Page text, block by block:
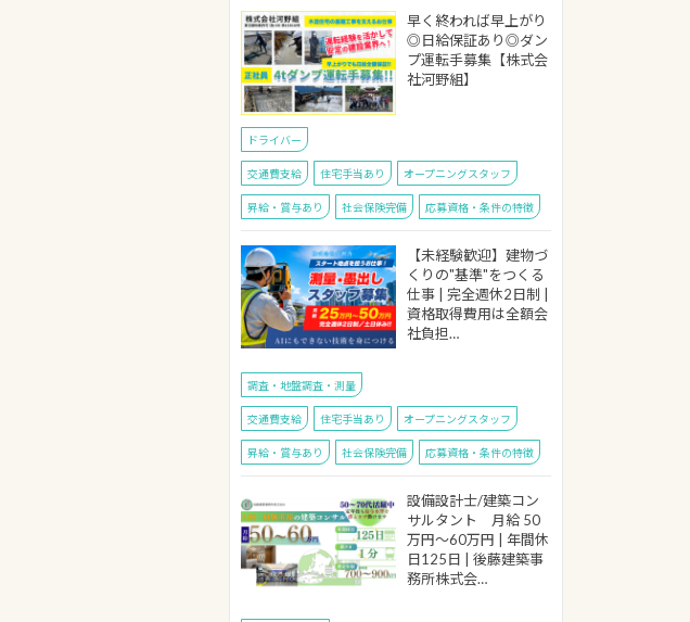
早く終われば早上がり
◎日給保証あり◎ダン
プ運転手募集【株式会
社河野組】
ドライバー
交通費支給 住宅手当あり オープニングスタッフ
昇給・賞与あり 社会保険完備 応募資格・条件の特徴
【未経験歓迎】建物づ
くりの"基準"をつくる
仕事 | 完全週休2日制 |
資格取得費用は全額会
社負担…
調査・地盤調査・測量
交通費支給 住宅手当あり オープニングスタッフ
昇給・賞与あり 社会保険完備 応募資格・条件の特徴
設備設計士/建築コン
サルタント 月給 50
万円～60万円 | 年間休
日125日 | 後藤建築事
務所株式会…